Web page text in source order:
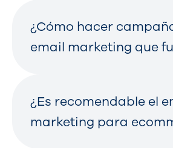
¿Cómo hacer
email marketing que
¿Es recomendable el
marketing para